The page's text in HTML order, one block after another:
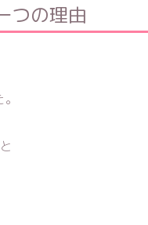
つの理由